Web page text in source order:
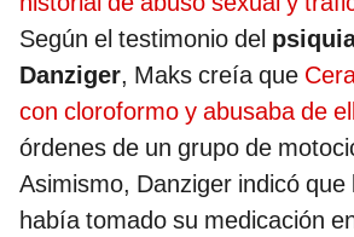
Según el testimonio del
Danziger, Maks creía que
con cloroformo y abusaba de
órdenes de un grupo de
Asimismo, Danziger indicó que
había tomado su medicación